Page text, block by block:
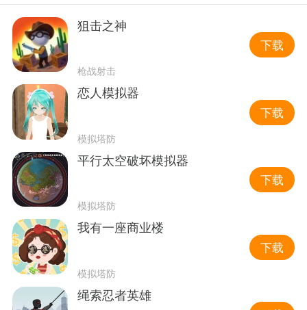
狙击之神
枪战射击
下载
恋人模拟器
模拟塔防
下载
平行太空破坏模拟器
模拟塔防
下载
我有一座商业楼
模拟塔防
下载
绳索忍者英雄